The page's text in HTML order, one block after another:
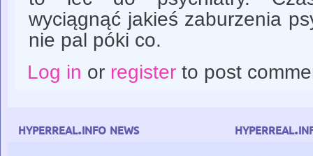
wyciągnąć jakieś zaburzenia
nie pal póki co.
Log in or registerto post
hyperreal.info news